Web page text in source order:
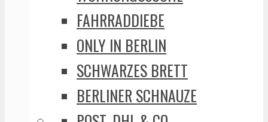
FAHRRADDIEBE
ONLY IN BERLIN
SCHWARZES BRETT
BERLINER SCHNAUZE